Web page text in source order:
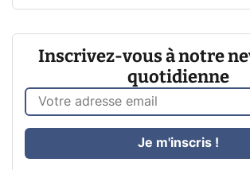
Inscrivez-vous à notre
quotidienne
Je m'inscris !